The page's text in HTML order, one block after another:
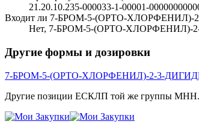
21.20.10.235-000033-1-00001-
Входит ли 7-БРОМ-5-(ОРТО-
Нет, 7-БРОМ-5-(ОРТО-ХЛОРФЕНИЛ)-
Другие формы и дозировки
7-БРОМ-5-(ОРТО-ХЛОРФЕНИЛ)-2-3-
Другие позиции ЕСКЛП той же группы МНН.